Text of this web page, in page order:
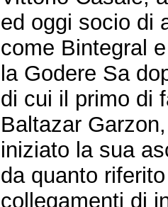
ed oggi socio di
come Bintegral
la Godere Sa
di cui il primo di
Baltazar
iniziato la sua
da quanto
collegamenti di